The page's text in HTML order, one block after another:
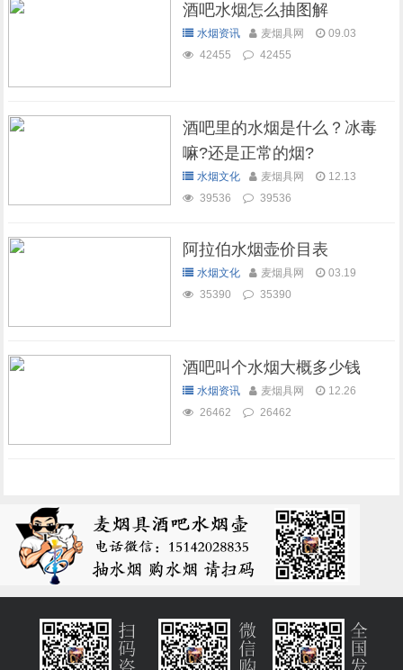
酒吧水烟怎么抽图解
水烟资讯 麦烟具网
09.03
42455
42455
酒吧里的水烟是什么？冰毒
嘛?还是正常的烟?
水烟文化 麦烟具网
12.13
39536
39536
阿拉伯水烟壶价目表
水烟文化 麦烟具网
03.19
35390
35390
酒吧叫个水烟大概多少钱
水烟资讯 麦烟具网
12.26
26462
26462